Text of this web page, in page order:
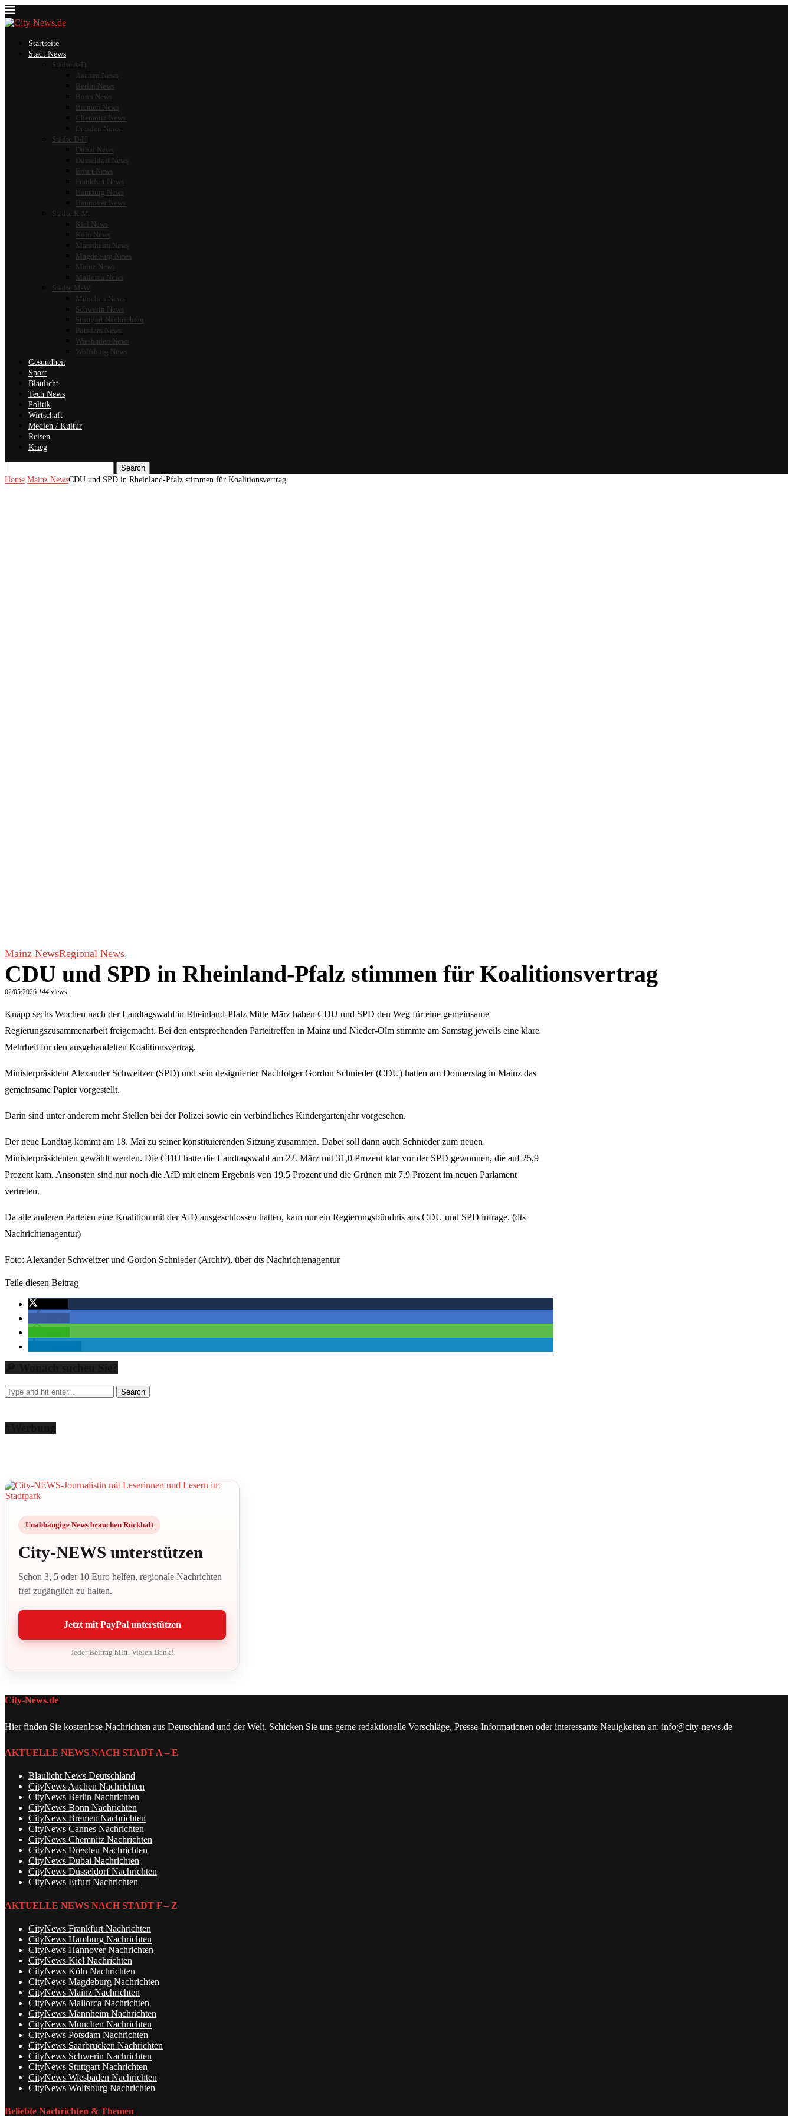
Startseite
Stadt News
Städte A-D
Aachen News
Berlin News
Bonn News
Bremen News
Chemnitz News
Dresden News
Städte D-H
Dubai News
Düsseldorf News
Erfurt News
Frankfurt News
Hamburg News
Hannover News
Städte K-M
Kiel News
Köln News
Mannheim News
Magdeburg News
Mainz News
Mallorca News
Städte M-W
München News
Schwerin News
Stuttgart Nachrichten
Potsdam News
Wiesbaden News
Wolfsburg News
Gesundheit
Sport
Blaulicht
Tech News
Politik
Wirtschaft
Medien / Kultur
Reisen
Krieg
Search
Home Mainz NewsCDU und SPD in Rheinland-Pfalz stimmen für Koalitionsvertrag
Mainz NewsRegional News
CDU und SPD in Rheinland-Pfalz stimmen für Koalitionsvertrag
02/05/2026 144 views
Knapp sechs Wochen nach der Landtagswahl in Rheinland-Pfalz Mitte März haben CDU und SPD den Weg für eine gemeinsame
Regierungszusammenarbeit freigemacht. Bei den entsprechenden Parteitreffen in Mainz und Nieder-Olm stimmte am Samstag jeweils eine klare
Mehrheit für den ausgehandelten Koalitionsvertrag.
Ministerpräsident Alexander Schweitzer (SPD) und sein designierter Nachfolger Gordon Schnieder (CDU) hatten am Donnerstag in Mainz das
gemeinsame Papier vorgestellt.
Darin sind unter anderem mehr Stellen bei der Polizei sowie ein verbindliches Kindergartenjahr vorgesehen.
Der neue Landtag kommt am 18. Mai zu seiner konstituierenden Sitzung zusammen. Dabei soll dann auch Schnieder zum neuen
Ministerpräsidenten gewählt werden. Die CDU hatte die Landtagswahl am 22. März mit 31,0 Prozent klar vor der SPD gewonnen, die auf 25,9
Prozent kam. Ansonsten sind nur noch die AfD mit einem Ergebnis von 19,5 Prozent und die Grünen mit 7,9 Prozent im neuen Parlament
vertreten.
Da alle anderen Parteien eine Koalition mit der AfD ausgeschlossen hatten, kam nur ein Regierungsbündnis aus CDU und SPD infrage. (dts
Nachrichtenagentur)
Foto: Alexander Schweitzer und Gordon Schnieder (Archiv), über dts Nachrichtenagentur
Teile diesen Beitrag
Unabhängige News brauchen Rückhalt
City-NEWS unterstützen
Schon 3, 5 oder 10 Euro helfen, regionale Nachrichten
frei zugänglich zu halten.
Jetzt mit PayPal unterstützen
Jeder Beitrag hilft. Vielen Dank!
City-News.de
Hier finden Sie kostenlose Nachrichten aus Deutschland und der Welt. Schicken Sie uns gerne redaktionelle Vorschläge, Presse-Informationen oder interessante Neuigkeiten an: info@city-news.de
AKTUELLE NEWS NACH STADT A – E
Blaulicht News Deutschland
CityNews Aachen Nachrichten
CityNews Berlin Nachrichten
CityNews Bonn Nachrichten
CityNews Bremen Nachrichten
CityNews Cannes Nachrichten
CityNews Chemnitz Nachrichten
CityNews Dresden Nachrichten
CityNews Dubai Nachrichten
CityNews Düsseldorf Nachrichten
CityNews Erfurt Nachrichten
AKTUELLE NEWS NACH STADT F – Z
CityNews Frankfurt Nachrichten
CityNews Hamburg Nachrichten
CityNews Hannover Nachrichten
CityNews Kiel Nachrichten
CityNews Köln Nachrichten
CityNews Magdeburg Nachrichten
CityNews Mainz Nachrichten
CityNews Mallorca Nachrichten
CityNews Mannheim Nachrichten
CityNews München Nachrichten
CityNews Potsdam Nachrichten
CityNews Saarbrücken Nachrichten
CityNews Schwerin Nachrichten
CityNews Stuttgart Nachrichten
CityNews Wiesbaden Nachrichten
CityNews Wolfsburg Nachrichten
Beliebte Nachrichten & Themen